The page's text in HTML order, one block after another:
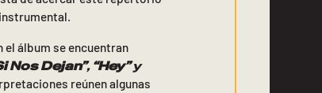
el álbum se encuentran
Nos Dejan”,“Hey”y
reúnen algunas